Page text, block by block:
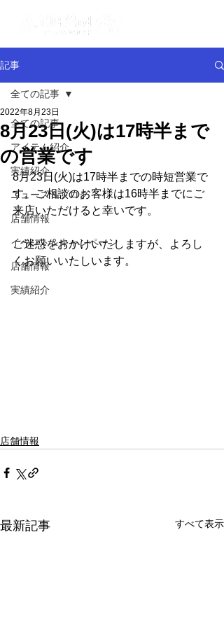
記事
全ての記事
アイテム紹介
実績紹介
ニュース＆ブログ
店舗情報
イベント＆キャンペーン
店舗情報
実績紹介
全ての記事
8月23日(火)は17時半まで
の営業です
2022年8月23日
8月23日(火)は17時半までの時短営業で
す。ご相談のお客様は16時半までにご
来店いただけると幸いです。
ご迷惑をおかけいたしますが、よろし
くお願いいたしいます。
店舗情報
最新記事 すべて表示